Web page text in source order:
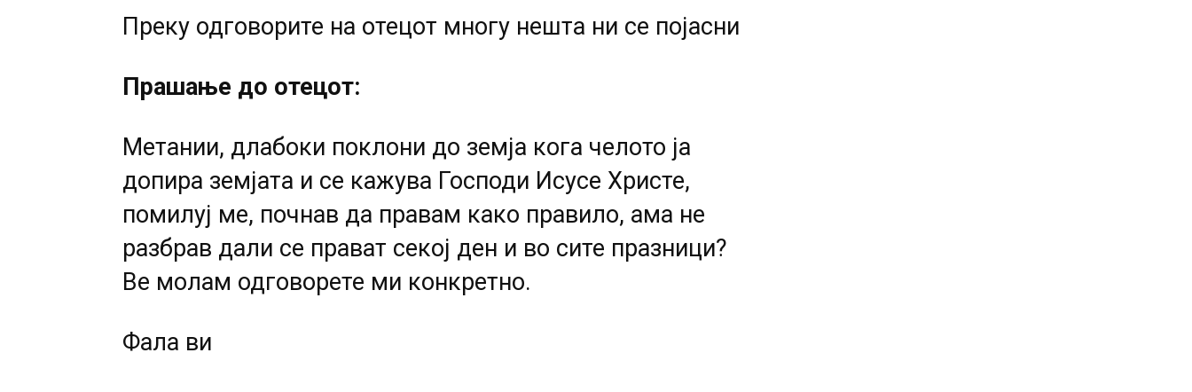
Преку одговорите на отецот многу нешта ни се појасни
Прашање до отецот:
Метании, длабоки поклони до земја кога челото ја
допира земјата и се кажува Господи Исусе Христе,
помилуј ме, почнав да правам како правило, ама не
разбрав дали се прават секој ден и во сите празници?
Ве молам одговорете ми конкретно.
Фала ви